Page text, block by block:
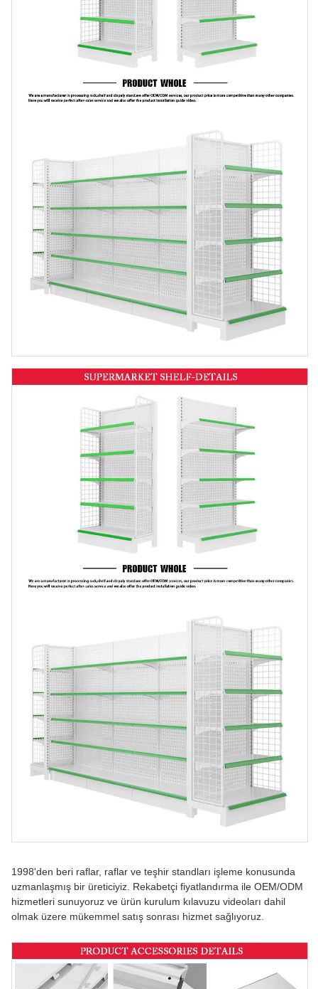
1998'den beri raflar, raflar ve teşhir standları işleme konusunda
uzmanlaşmış bir üreticiyiz. Rekabetçi fiyatlandırma ile OEM/ODM
hizmetleri sunuyoruz ve ürün kurulum kılavuzu videoları dahil
olmak üzere mükemmel satış sonrası hizmet sağlıyoruz.